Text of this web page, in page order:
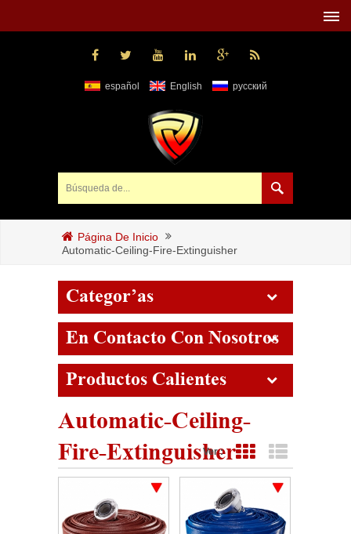
español English русский
Página De Inicio
Automatic-Ceiling-Fire-Extinguisher
Categorías
En Contacto Con Nosotros
Productos Calientes
Automatic-Ceiling-
Fire-Extinguisher
Ver : Vista de cuadrícula